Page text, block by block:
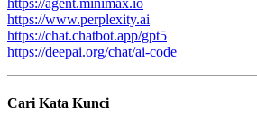
https://agent.minimax.io
https://www.perplexity.ai
https://chat.chatbot.app/gpt5
https://deepai.org/chat/ai-code
Cari Kata Kunci